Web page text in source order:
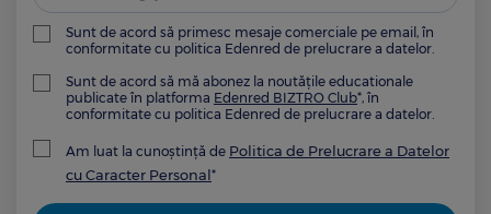
Sunt de acord să primesc mesaje comerciale pe email, în
conformitate cu politica Edenred de prelucrare a datelor.
Sunt de acord să mă abonez la noutățile educationale
publicate în platforma Edenred BIZTRO Club*, în
conformitate cu politica Edenred de prelucrare a datelor.
Am luat la cunoștință de Politica de Prelucrare a Datelor
cu Caracter Personal*